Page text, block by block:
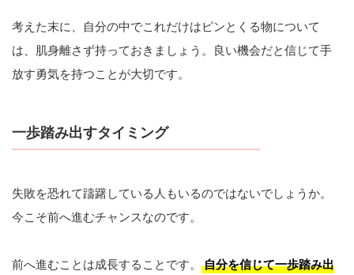
考えた末に、自分の中でこれだけはピンとくる物について
は、肌身離さず持っておきましょう。良い機会だと信じて手
放す勇気を持つことが大切です。
一歩踏み出すタイミング
失敗を恐れて躊躇している人もいるのではないでしょうか。
今こそ前へ進むチャンスなのです。
前へ進むことは成長することです。
自分を信じて一歩踏み出